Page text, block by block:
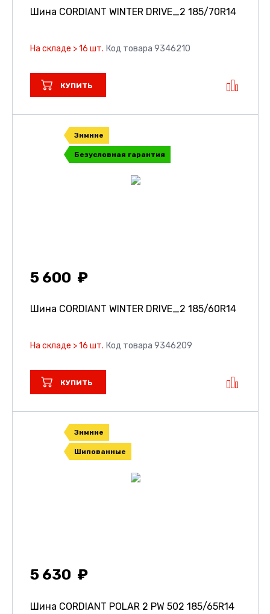
Шина CORDIANT WINTER DRIVE_2 185/70R14
На складе > 16 шт. Код товара 9346210
КУПИТЬ
Зимние
Безусловная гарантия
5 600
Шина CORDIANT WINTER DRIVE_2 185/60R14
На складе > 16 шт. Код товара 9346209
КУПИТЬ
Зимние
Шипованные
5 630
Шина CORDIANT POLAR 2 PW 502 185/65R14